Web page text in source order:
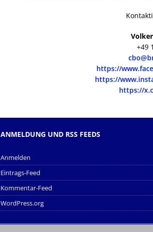
+49
https://
https://
https://
ANMELDUNG UND RSS FEEDS
Anmelden
Eintrags-Feed
Kommentar-Feed
WordPress.org